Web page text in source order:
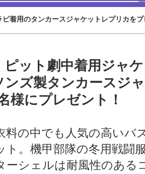
ピ着用のタンカースジャケットレプリカを
ピット劇中着用ジャ
ンズ製タンカースジ
様にプレゼント！
料の中でも人気の高いバ
ト。機甲部隊の冬用戦闘
ーシェルは耐風性のある